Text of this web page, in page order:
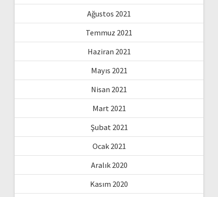
Ağustos 2021
Temmuz 2021
Haziran 2021
Mayıs 2021
Nisan 2021
Mart 2021
Şubat 2021
Ocak 2021
Aralık 2020
Kasım 2020